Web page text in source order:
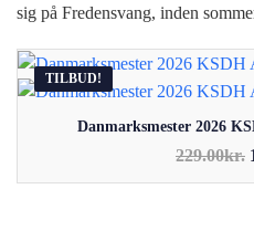
sig på Fredensvang, inden
TILBUD!
Danmarksmester 2026
229.00kr.